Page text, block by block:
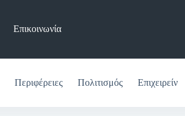
Επικοινωνία
Περιφέρειες Πολιτισμός Επιχειρείν